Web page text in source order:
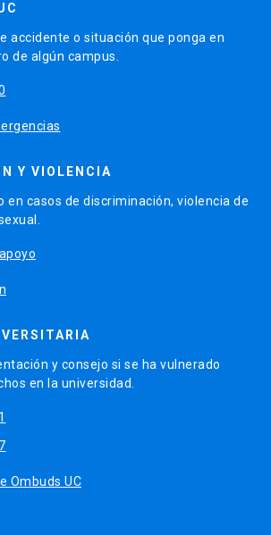
accidente o situación que ponga en
de algún campus.
Y VIOLENCIA
en casos de discriminación, violencia de
y consejo si se ha vulnerado
en la universidad.
Ombuds UC